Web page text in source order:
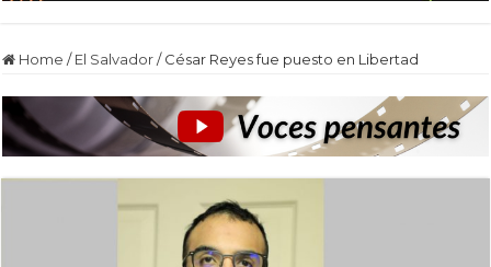
Home / El Salvador / César Reyes fue puesto en Libertad